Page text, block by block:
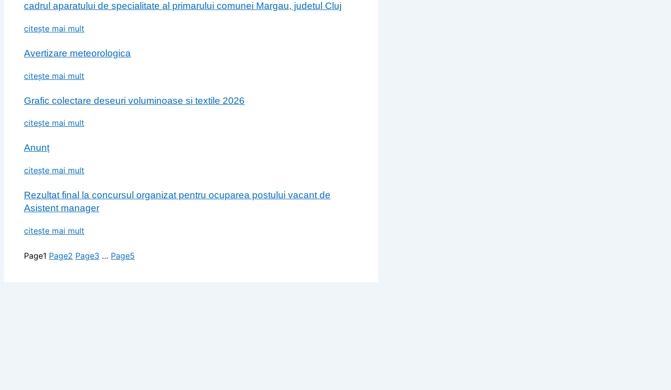
cadrul aparatului de specialitate al primarului comunei Margau, judetul Cluj
citește mai mult
Avertizare meteorologica
citește mai mult
Grafic colectare deseuri voluminoase si textile 2026
citește mai mult
Anunț
citește mai mult
Rezultat final la concursul organizat pentru ocuparea postului vacant de
Asistent manager
citește mai mult
Page1 Page2 Page3 … Page5